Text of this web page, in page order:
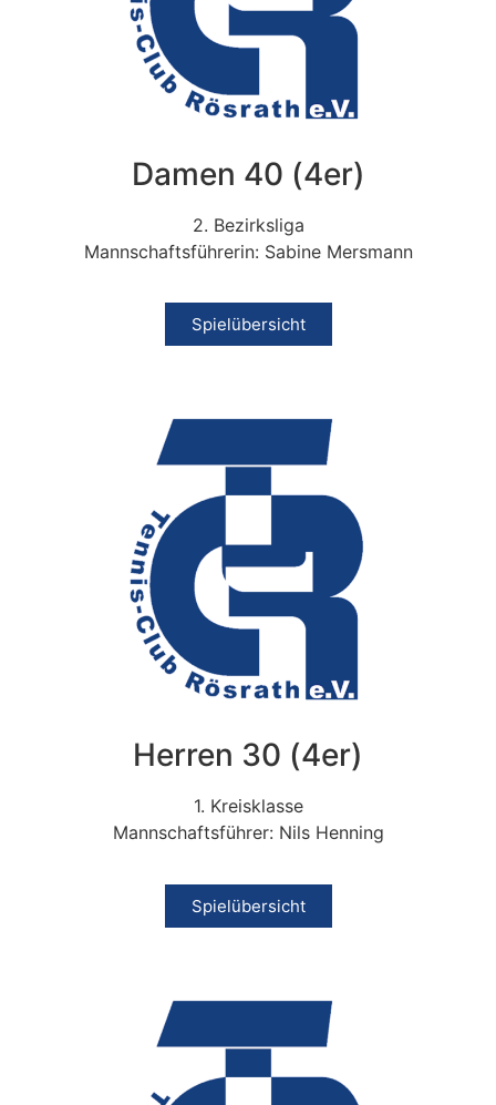
Damen 40 (4er)
2. Bezirksliga
Mannschaftsführerin: Sabine Mersmann
Spielübersicht
Herren 30 (4er)
1. Kreisklasse
Mannschaftsführer: Nils Henning
Spielübersicht